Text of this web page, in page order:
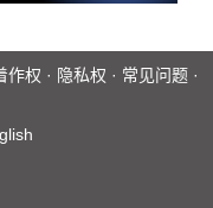
作权 · 隐私权 · 常见问题 ·